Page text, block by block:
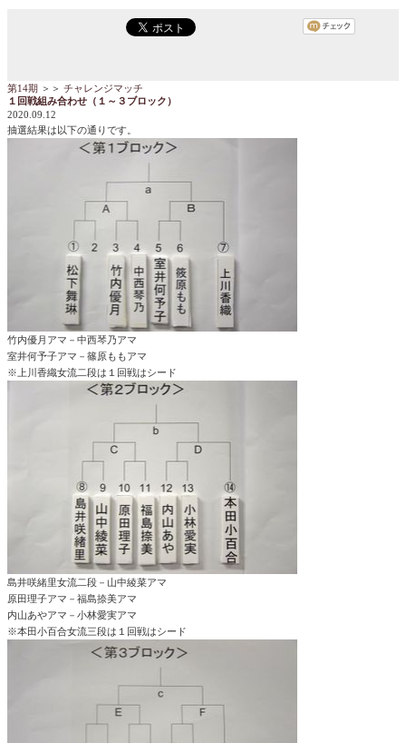
第14期 ＞＞ チャレンジマッチ
１回戦組み合わせ（１～３ブロック）
2020.09.12
抽選結果は以下の通りです。
竹内優月アマ－中西琴乃アマ
室井何予子アマ－篠原ももアマ
※ 上川香織女流二段は１ 回戦はシード
島井咲緒里女流二段－山中綾菜アマ
原田理子アマ－福島捺美アマ
内山あやアマ－小林愛実アマ
※本田小百合女流三段は１回戦はシード